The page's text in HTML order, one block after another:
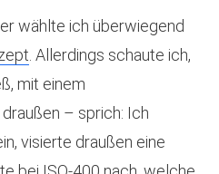
wählte ich überwiegend
. Allerdings schaute ich,
mit einem
– sprich: Ich
visierte draußen eine